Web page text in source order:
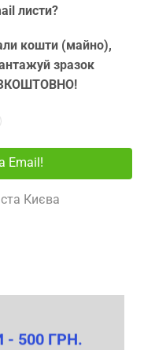
листи?
кошти (майно),
зразок
Email!
Києва
- 500 ГРН.